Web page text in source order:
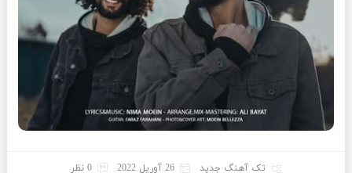
تک آهنگ جدید 26 آوریل 2022 0 نظر